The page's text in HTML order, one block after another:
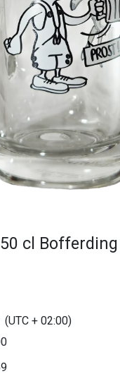
cl Bofferding
(UTC + 02:00)